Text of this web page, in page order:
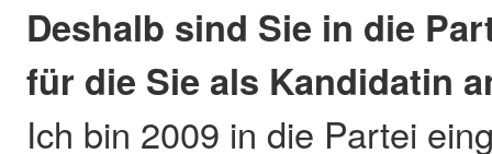
Deshalb sind Sie in die
für die Sie als Kandidatin
Ich bin 2009 in die Partei